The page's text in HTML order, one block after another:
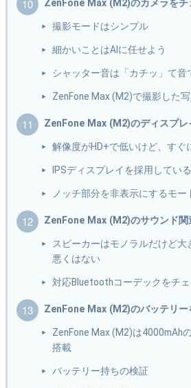
ZenFone Max (M2)のカメラをチ
撮影モードはシンプル
細かいことはAIに任せよう
シャッター音は「カチッ」て音
ZenFone Max (M2)で撮影した
ZenFone Max (M2)のディスプレ
解像度がHD+で低いけど、すぐ
IPSディスプレイを採用してい
ノッチ部分を非表示にするモ
ZenFone Max (M2)のサウンド関
スピーカーはモノラルだけど大
悪くはない
対応Bluetoothコーデックをチェ
ZenFone Max (M2)のバッテリー
ZenFone Max (M2)は4000mAh
搭載
バッテリー持ちの検証